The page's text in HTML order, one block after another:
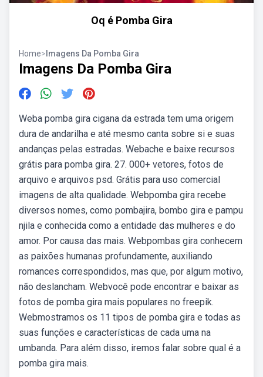
Oq é Pomba Gira
Home> Imagens Da Pomba Gira
Imagens Da Pomba Gira
Weba pomba gira cigana da estrada tem uma origem
dura de andarilha e até mesmo canta sobre si e suas
andanças pelas estradas. Webache e baixe recursos
grátis para pomba gira. 27. 000+ vetores, fotos de
arquivo e arquivos psd. Grátis para uso comercial
imagens de alta qualidade. Webpomba gira recebe
diversos nomes, como pombajira, bombo gira e pampu
njila e conhecida como a entidade das mulheres e do
amor. Por causa das mais. Webpombas gira conhecem
as paixões humanas profundamente, auxiliando
romances correspondidos, mas que, por algum motivo,
não deslancham. Webvocê pode encontrar e baixar as
fotos de pomba gira mais populares no freepik.
Webmostramos os 11 tipos de pomba gira e todas as
suas funções e características de cada uma na
umbanda. Para além disso, iremos falar sobre qual é a
pomba gira mais.